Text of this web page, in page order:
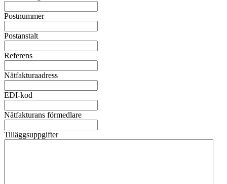
Postnummer
Postanstalt
Referens
Nätfakturaadress
EDI-kod
Nätfakturans förmedlare
Tilläggsuppgifter